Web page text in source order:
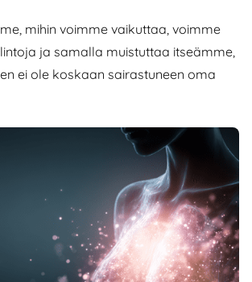
mihin voimme vaikuttaa, voimme
ja samalla muistuttaa itseämme,
ei ole koskaan sairastuneen oma